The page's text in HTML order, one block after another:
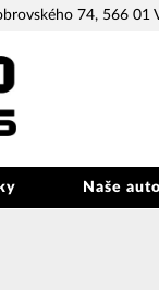
74, 566 01
Naše